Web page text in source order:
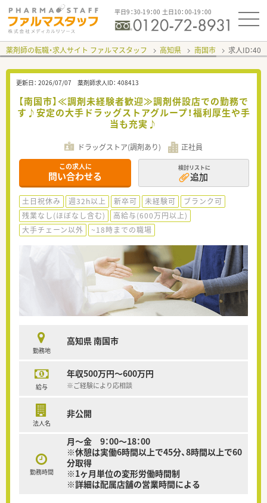
平日9：30-19：00 土日10：00-19：00
薬剤師の転職・求人サイト ファルマスタッフ 高知県 南国市 求人ID：
更新日： 2026/07/07 薬剤師求人ID： 408413
【南国市】≪調剤未経験者歓迎≫調剤併設店での勤務で
す♪安定の大手ドラッグストアグループ！福利厚生や手
当も充実♪
ドラッグストア(調剤あり) 正社員
この求人に
問い合わせる
検討リストに
追加
土日祝休み 週32h以上 新卒可 未経験可
ブランク可
残業なし(ほぼなし含む)
高給与(600万円以上)
大手チェーン以外
~18時までの職場
勤務地
高知県 南国市
給与
年収500万円～600万円
※ご経験により応相談
法人名
非公開
勤務時間
月～金 9：00～18：00
※休憩は実働6時間以上で45分、8時間以上で60
分取得
※1ヶ月単位の変形労働時間制
※詳細は配属店舗の営業時間による